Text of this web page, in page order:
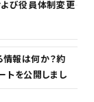
び役員体制変更
情報は何か？約
トを公開しまし